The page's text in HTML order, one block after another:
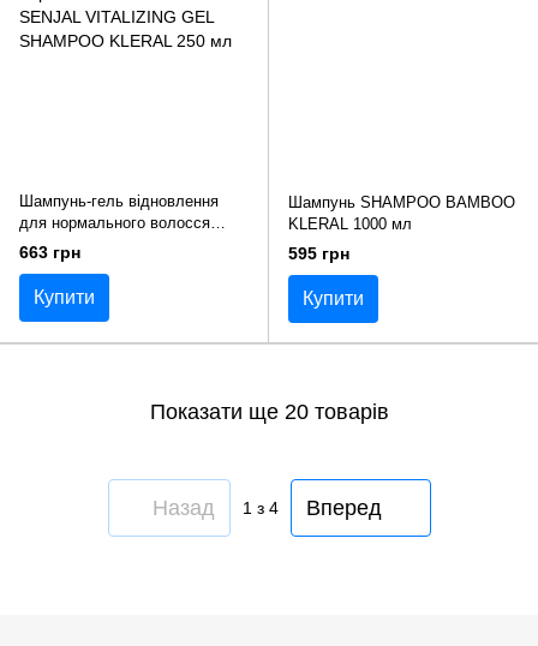
Шампунь-гель відновлення
для нормального волосся
SENJAL VITALIZING GEL
SHAMPOO KLERAL 250 мл
663 грн
Купити
Шампунь SHAMPOO BAMBOO
KLERAL 1000 мл
595 грн
Купити
Показати ще 20 товарів
Назад 1з 4 Вперед